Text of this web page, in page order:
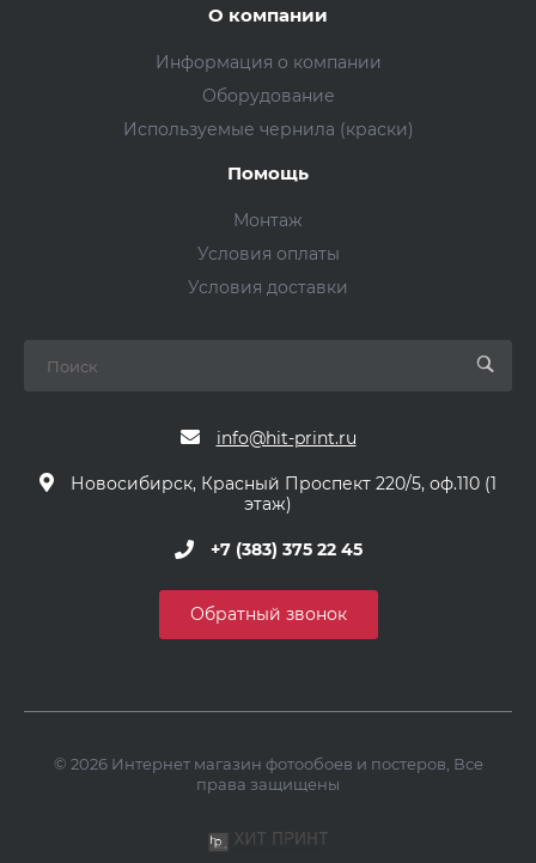
О компании
Информация о компании
Оборудование
Используемые чернила (краски)
Помощь
Монтаж
Условия оплаты
Условия доставки
info@hit-print.ru
Новосибирск, Красный Проспект 220/5, оф.110 (1
этаж)
+7 (383) 375 22 45
Обратный звонок
© 2026 Интернет магазин фотообоев и постеров, Все
права защищены